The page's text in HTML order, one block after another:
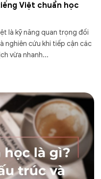
Việt chuẩn học
là kỹ năng quan trọng đối
nghiên cứu khi tiếp cận các
vừa nhanh...